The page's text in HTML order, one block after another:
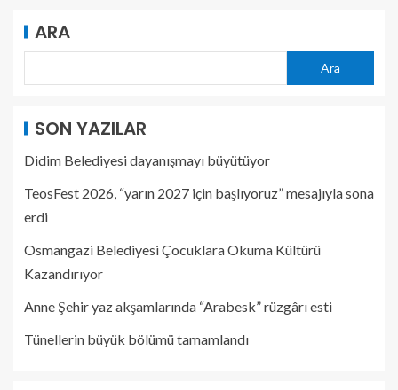
ARA
Ara
SON YAZILAR
Didim Belediyesi dayanışmayı büyütüyor
TeosFest 2026, “yarın 2027 için başlıyoruz” mesajıyla sona
erdi
Osmangazi Belediyesi Çocuklara Okuma Kültürü
Kazandırıyor
Anne Şehir yaz akşamlarında “Arabesk” rüzgârı esti
Tünellerin büyük bölümü tamamlandı